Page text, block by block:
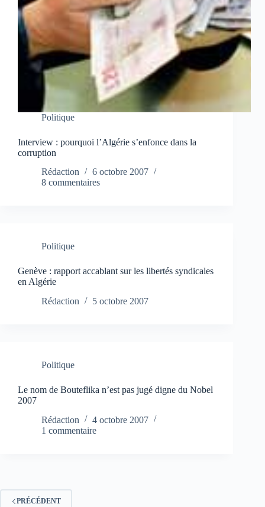
Politique
Interview : pourquoi l’Algérie s’enfonce dans la
corruption
Rédaction
6 octobre 2007
8 commentaires
Politique
Genève : rapport accablant sur les libertés syndicales
en Algérie
Rédaction
5 octobre 2007
Politique
Le nom de Bouteflika n’est pas jugé digne du Nobel
2007
Rédaction
4 octobre 2007
1 commentaire
PRÉCÉDENT